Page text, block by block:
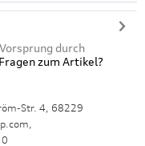
durch
Fragen zum Artikel?
Str. 4, 68229